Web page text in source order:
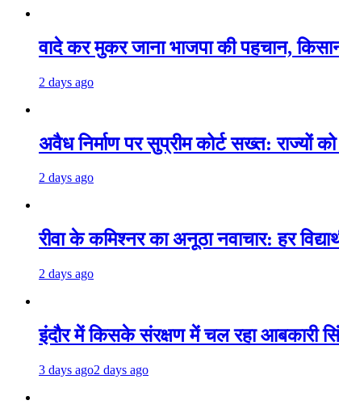
वादे कर मुकर जाना भाजपा की पहचान,
2 days ago
अवैध निर्माण पर सुप्रीम कोर्ट सख्त: राज्यों
2 days ago
रीवा के कमिश्नर का अनूठा नवाचार: हर
2 days ago
इंदौर में किसके संरक्षण में चल रहा आबकारी
3 days ago2 days ago